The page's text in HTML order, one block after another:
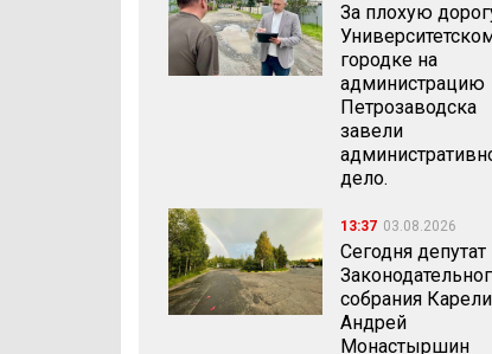
За плохую
городке на
администрацию
Петрозаводска
завели
дело.
13:37 03.08.2026
Сегодня депутат
собрания
Андрей
Монастыршин